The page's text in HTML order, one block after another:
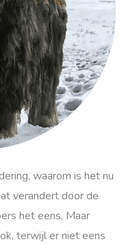
waarom is het nu
verandert door de
het eens. Maar
terwijl er niet eens